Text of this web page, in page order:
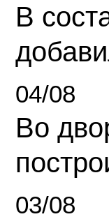
В
04/08
Во
03/08